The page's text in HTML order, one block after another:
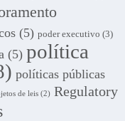
(5) poder executivo (3)
(5) política
políticas públicas
de leis (2) Regulatory